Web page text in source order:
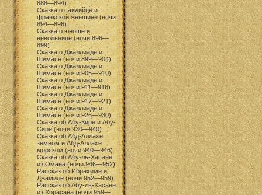
888—894)
Сказка о саидийце и
франкской женщине (ночи
894—896)
Сказка о юноше и
невольнице (ночи 896—
899)
Сказка о Джаллиаде и
Шимасе (ночи 899—904)
Сказка о Джаллиаде и
Шимасе (ночи 905—910)
Сказка о Джаллиаде и
Шимасе (ночи 911—916)
Сказка о Джаллиаде и
Шимасе (ночи 917—921)
Сказка о Джаллиаде и
Шимасе (ночи 926—930)
Сказка об Абу-Кире и Абу-
Сире (ночи 930—940)
Сказка об Абд-Аллахе
земном и Абд-Аллахе
морском (ночи 940—946)
Сказка об Абу-ль-Хасане
из Омана (ночи 946—952)
Рассказ об Ибрахиме и
Джамиле (ночи 952—959)
Рассказ об Абу-ль-Хасане
из Хорасана (ночи 959—